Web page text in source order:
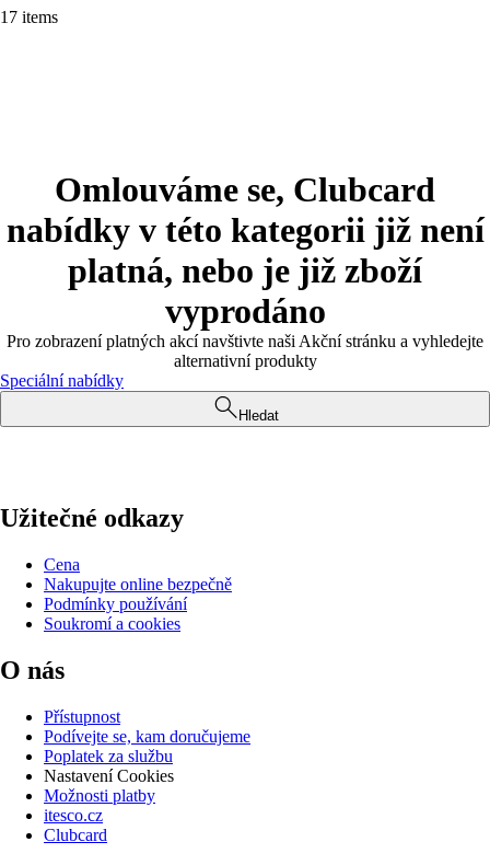
17 items
Omlouváme se, Clubcard
nabídky v této kategorii již není
platná, nebo je již zboží
vyprodáno
Pro zobrazení platných akcí navštivte naši Akční stránku a vyhledejte
alternativní produkty
Speciální nabídky
Hledat
Užitečné odkazy
Cena
Nakupujte online bezpečně
Podmínky používání
Soukromí a cookies
O nás
Přístupnost
Podívejte se, kam doručujeme
Poplatek za službu
Nastavení Cookies
Možnosti platby
itesco.cz
Clubcard